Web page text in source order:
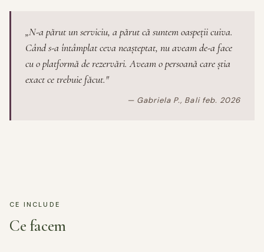
„N-a părut un serviciu, a părut că suntem oaspeții cuiva.
Când s-a întâmplat ceva neașteptat, nu aveam de-a face
cu o platformă de rezervări. Aveam o persoană care știa
exact ce trebuie făcut."
— Gabriela P., Bali feb. 2026
CE INCLUDE
Ce facem